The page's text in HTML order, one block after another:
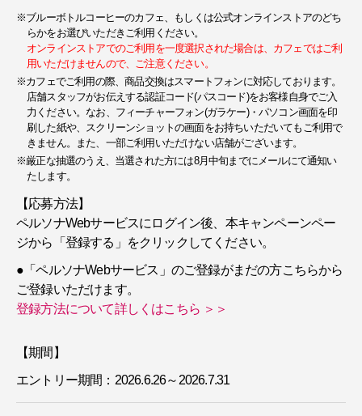
※ブルーボトルコーヒーのカフェ、もしくは公式オンラインストアのどち
らかをお選びいただきご利用ください。
オンラインストアでのご利用を一度選択された場合は、カフェではご利
用いただけませんので、ご注意ください。
※カフェでご利用の際、商品交換はスマートフォンに対応しております。
店舗スタッフがお伝えする認証コード(パスコード)をお客様自身でご入
力ください。なお、フィーチャーフォン(ガラケー)・パソコン画面を印
刷した紙や、スクリーンショットの画面をお持ちいただいてもご利用で
きません。また、一部ご利用いただけない店舗がございます。
※厳正な抽選のうえ、当選された方には8月中旬までにメールにて通知い
たします。
【応募方法】
ペルソナWebサービスにログイン後、本キャンペーンペー
ジから「登録する」をクリックしてください。
●「ペルソナWebサービス」のご登録がまだの方こちらから
ご登録いただけます。
登録方法について詳しくはこちら ＞＞
【期間】
エントリー期間：2026.6.26～2026.7.31